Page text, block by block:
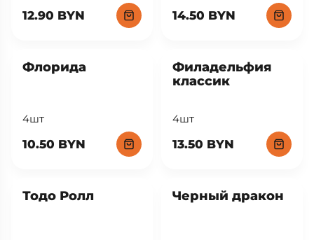
12.90 BYN 14.50 BYN
Флорида
4шт
10.50 BYN
Филадельфия
классик
4шт
13.50 BYN
Тодо Ролл Черный дракон